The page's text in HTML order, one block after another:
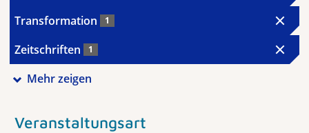
Transformation 1
Zeitschriften 1
Mehr zeigen
Veranstaltungsart